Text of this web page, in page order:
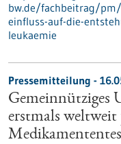
bw.de/fachbeitrag/
einfluss-auf-die-
leukaemie
Pressemitteilung -
Gemeinnütziges
erstmals